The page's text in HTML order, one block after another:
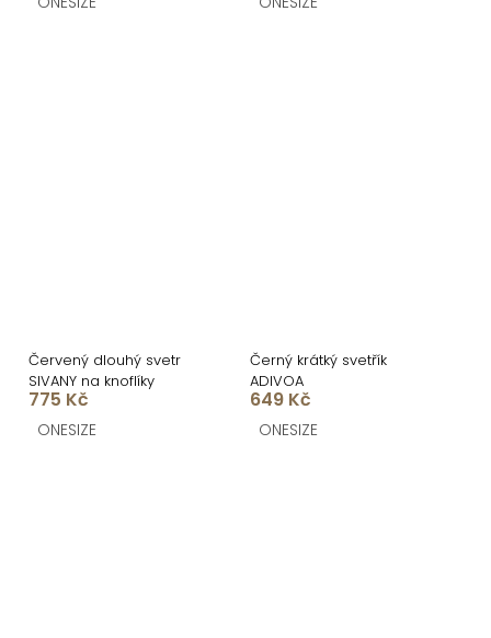
Červený dlouhý svetr
SIVANY na knoflíky
775 Kč
ONESIZE
Černý krátký svetřík
ADIVOA
649 Kč
ONESIZE